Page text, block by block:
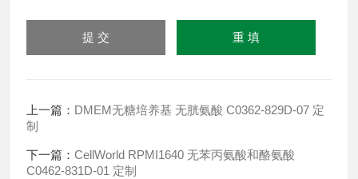
上一篇： DMEM无糖培养基 无胱氨酸 C0362-829D-07 定
制
下一篇：CellWorld RPMI1640 无苯丙氨酸和酪氨酸
C0462-831D-01 定制